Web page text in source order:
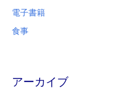
電子書籍
食事
アーカイブ